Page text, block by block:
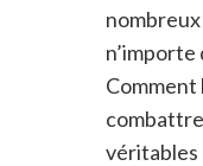
Comment
véritables